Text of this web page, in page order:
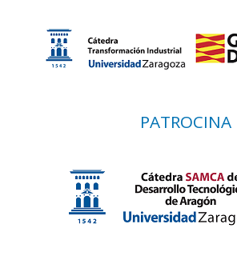
PATROCINA